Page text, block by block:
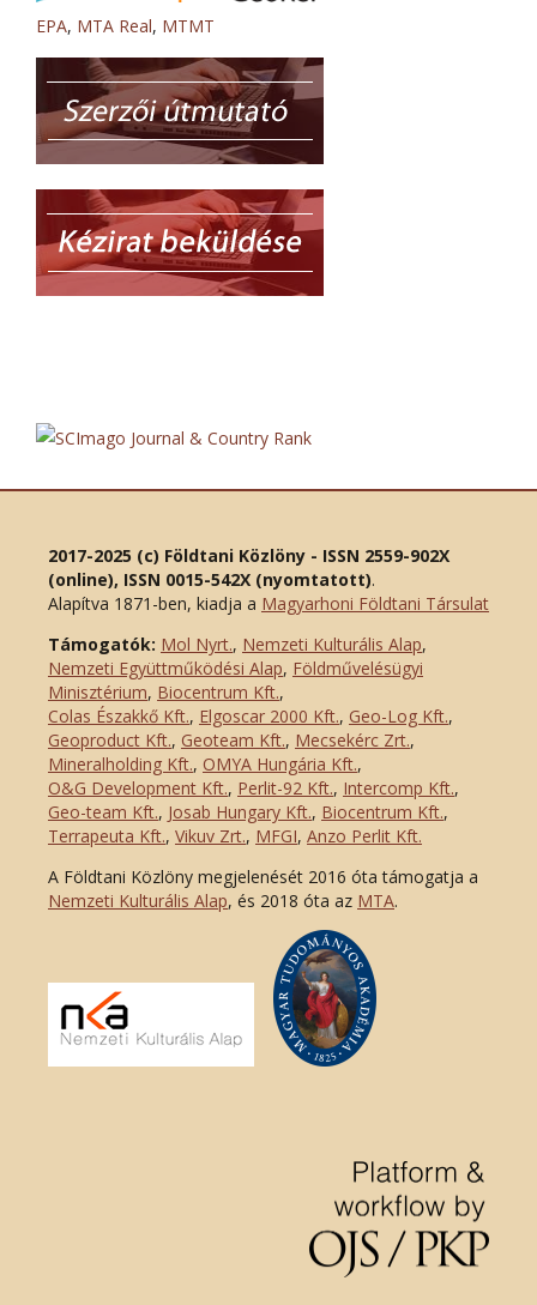
EPA, MTA Real, MTMT
2017-2025 (c) Földtani Közlöny - ISSN 2559-902X
(online), ISSN 0015-542X (nyomtatott).
Alapítva 1871-ben, kiadja a Magyarhoni Földtani Társulat
Támogatók: Mol Nyrt., Nemzeti Kulturális Alap,
Nemzeti Együttműködési Alap, Földművelésügyi
Minisztérium, Biocentrum Kft.,
Colas Északkő Kft., Elgoscar 2000 Kft., Geo-Log Kft.,
Geoproduct Kft., Geoteam Kft., Mecsekérc Zrt.,
Mineralholding Kft., OMYA Hungária Kft.,
O&G Development Kft., Perlit-92 Kft., Intercomp Kft.,
Geo-team Kft., Josab Hungary Kft., Biocentrum Kft.,
Terrapeuta Kft., Vikuv Zrt., MFGI, Anzo Perlit Kft.
A Földtani Közlöny megjelenését 2016 óta támogatja a
Nemzeti Kulturális Alap, és 2018 óta az MTA.